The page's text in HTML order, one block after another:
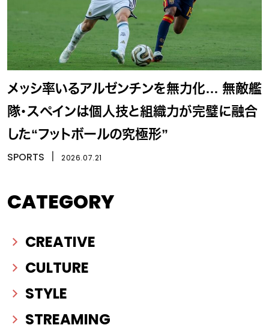
メッシ率いるアルゼンチンを無力化… 無敵艦
隊・スペインは個人技と組織力が完璧に融合
した“フットボールの究極形”
SPORTS 2026.07.21
CATEGORY
CREATIVE
CULTURE
STYLE
STREAMING